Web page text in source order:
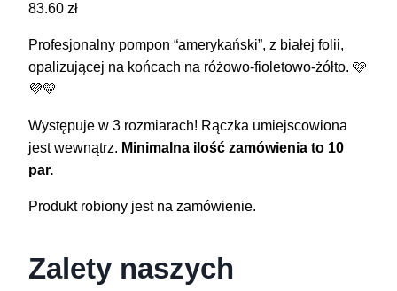
83.60 zł
Profesjonalny pompon “amerykański”, z białej folii,
opalizującej na końcach na różowo-fioletowo-żółto. 🩷
💜💛
Występuje w 3 rozmiarach! Rączka umiejscowiona
jest wewnątrz. Minimalna ilość zamówienia to 10
par.
Produkt robiony jest na zamówienie.
Zalety naszych